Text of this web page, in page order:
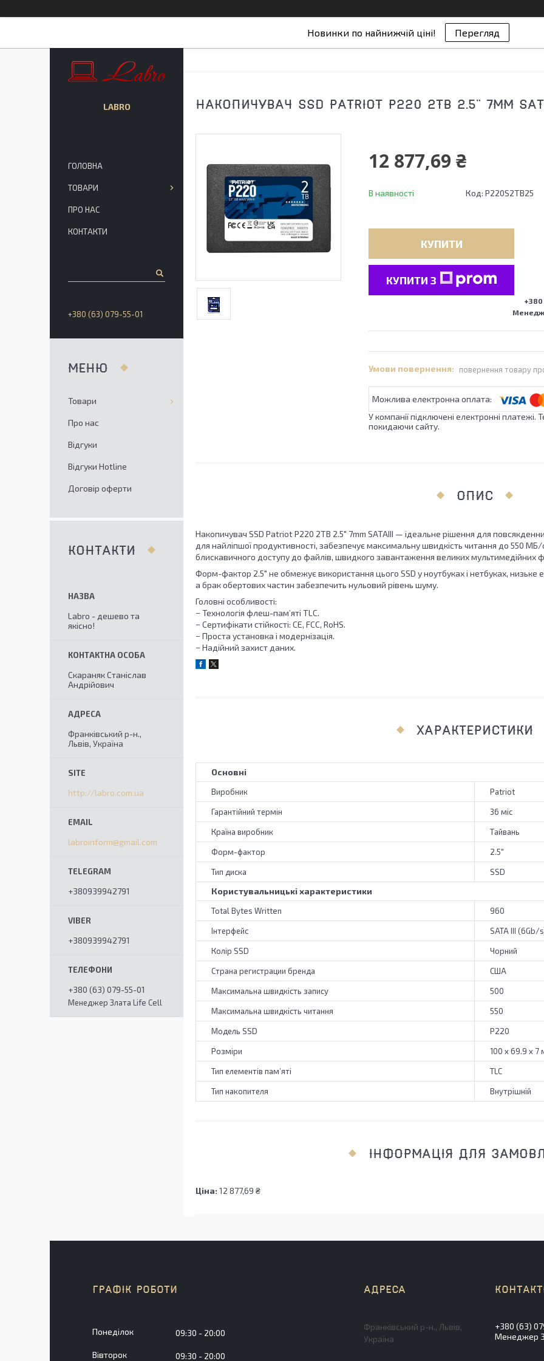
Новинки по найнижчій ціні! Перегляд
НАКОПИЧУВАЧ SSD PATRIOT P220 2TB 2.5" 7MM
12 877,69 ₴
В наявності Код: P220S2TB25
КУПИТИ
КУПИТИ З
повернення товару
У компанії підключені електронні
покидаючи сайту.
ОПИС
Накопичувач SSD Patriot P220 2TB 2.5" 7mm SATAIII — ідеальне рішення для
для найліпшої продуктивності, забезпечує максимальну швидкість читання до 550
блискавичного доступу до файлів, швидкого завантаження великих мультимедійних
Форм-фактор 2.5" не обмежує використання цього SSD у ноутбуках і нетбуках, низьке
а брак обертових частин забезпечить нульовий рівень шуму.
Головні особливості:
− Технологія флеш-пам’яті TLC.
− Сертифікати стійкості: CE, FCC, RoHS.
− Проста установка і модернізація.
− Надійний захист даних.
ХАРАКТЕРИСТИКИ
Основні
Виробник Patriot
Гарантійний термін 36 міс
Країна виробник Тайвань
Форм-фактор 2.5"
Тип диска SSD
Користувальницькі характеристики
Total Bytes Written 960
Інтерфейс SATA III (6Gb/
Колір SSD Чорний
Страна регистрации бренда США
Максимальна швидкість запису 500
Максимальна швидкість читання 550
Модель SSD P220
Розміри 100 x 69.9 x 7
Тип елементів пам’яті TLC
Тип накопителя Внутрішній
ІНФОРМАЦІЯ ДЛЯ
Ціна: 12 877,69 ₴
LABRO
ГОЛОВНА
ТОВАРИ
ПРО НАС
КОНТАКТИ
+380 (63) 079-55-01
Товари
Про нас
Відгуки
Відгуки Hotline
Договір оферти
КОНТАКТИ
Labro - дешево та
якісно!
Скараняк Станіслав
Андрійович
Франківський р-н.,
Львів, Україна
http://labro.com.ua
labroinform@gmail.com
+380939942791
+380939942791
+380 (63) 079-55-01
Менеджер Злата Life Cell
ГРАФІК РОБОТИ
Понеділок 09:30 20:00
Вівторок 09:30 20:00
Франківський р-н., Львів,
Україна
+380 (63)
Менеджер